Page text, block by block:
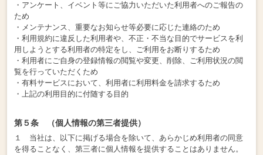
・アンケート、イベント等にご協力いただいた利用者へのご報告の
ため
・メンテナンス、重要なお知らせ等必要に応じた連絡のため
・利用規約に違反した利用者や、不正・不当な目的でサービスを利
用しようとする利用者の特定をし、ご利用をお断りするため
・利用者にご自身の登録情報の閲覧や変更、削除、ご利用状況の閲
覧を行っていただくため
・有料サービスにおいて、利用者に利用料金を請求するため
・上記の利用目的に付随する目的
第５条 （個人情報の第三者提供）
１ 当社は、以下に掲げる場合を除いて、あらかじめ利用者の同意
を得ることなく、第三者に個人情報を提供することはありません。